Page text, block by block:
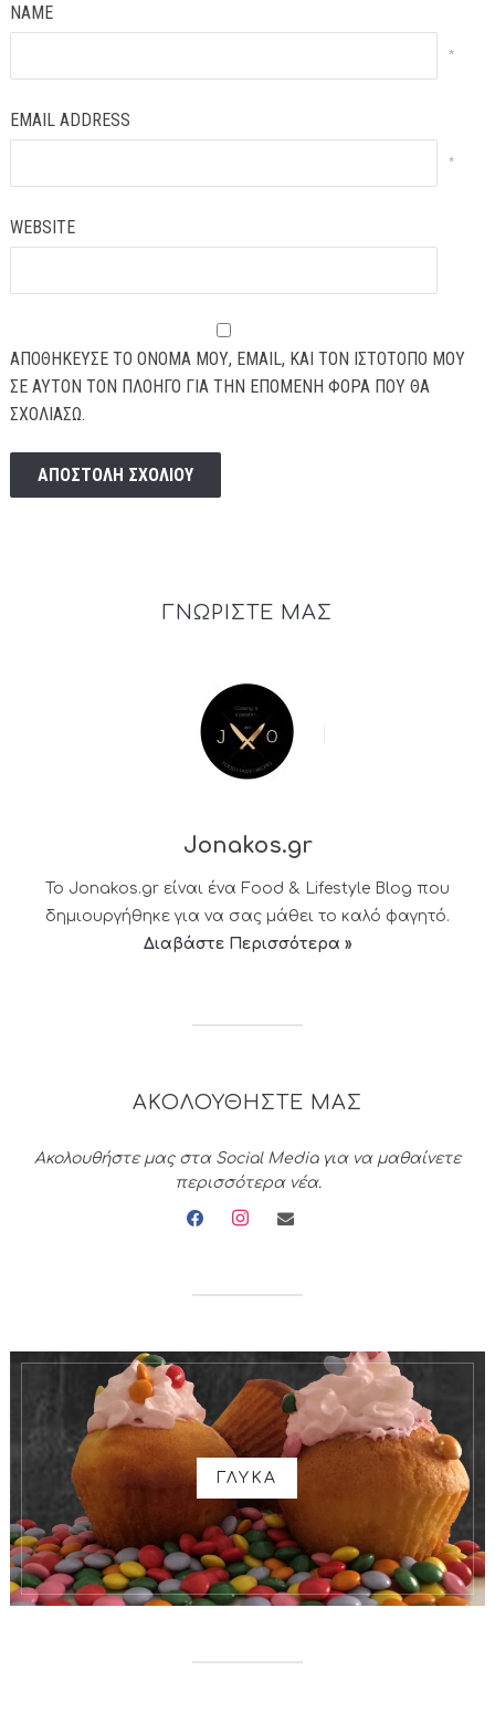
NAME
*
EMAIL ADDRESS
*
WEBSITE
ΑΠΟΘΉΚΕΥΣΕ ΤΟ ΌΝΟΜΆ ΜΟΥ, EMAIL, ΚΑΙ ΤΟΝ ΙΣΤΌΤΟΠΟ ΜΟΥ
ΣΕ ΑΥΤΌΝ ΤΟΝ ΠΛΟΗΓΌ ΓΙΑ ΤΗΝ ΕΠΌΜΕΝΗ ΦΟΡΆ ΠΟΥ ΘΑ
ΣΧΟΛΙΆΣΩ.
ΓΝΩΡΙΣΤΕ ΜΑΣ
Jonakos.gr
Το Jonakos.gr είναι ένα Food & Lifestyle Blog που
δημιουργήθηκε για να σας μάθει το καλό φαγητό.
Διαβάστε Περισσότερα »
ΑΚΟΛΟΥΘΗΣΤΕ ΜΑΣ
Ακολουθήστε μας στα Social Media για να μαθαίνετε
περισσότερα νέα.
facebookinstagramenvelope
ΓΛΥΚΑ